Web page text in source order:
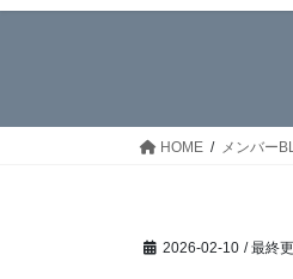
ス
ン
HOME メンバー
2026-02-10 / 最終